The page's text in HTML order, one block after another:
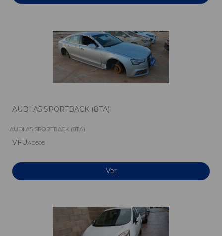
AUDI A5 SPORTBACK (8TA)
AUDI A5 SPORTBACK (8TA)
VFUAD505
Ver